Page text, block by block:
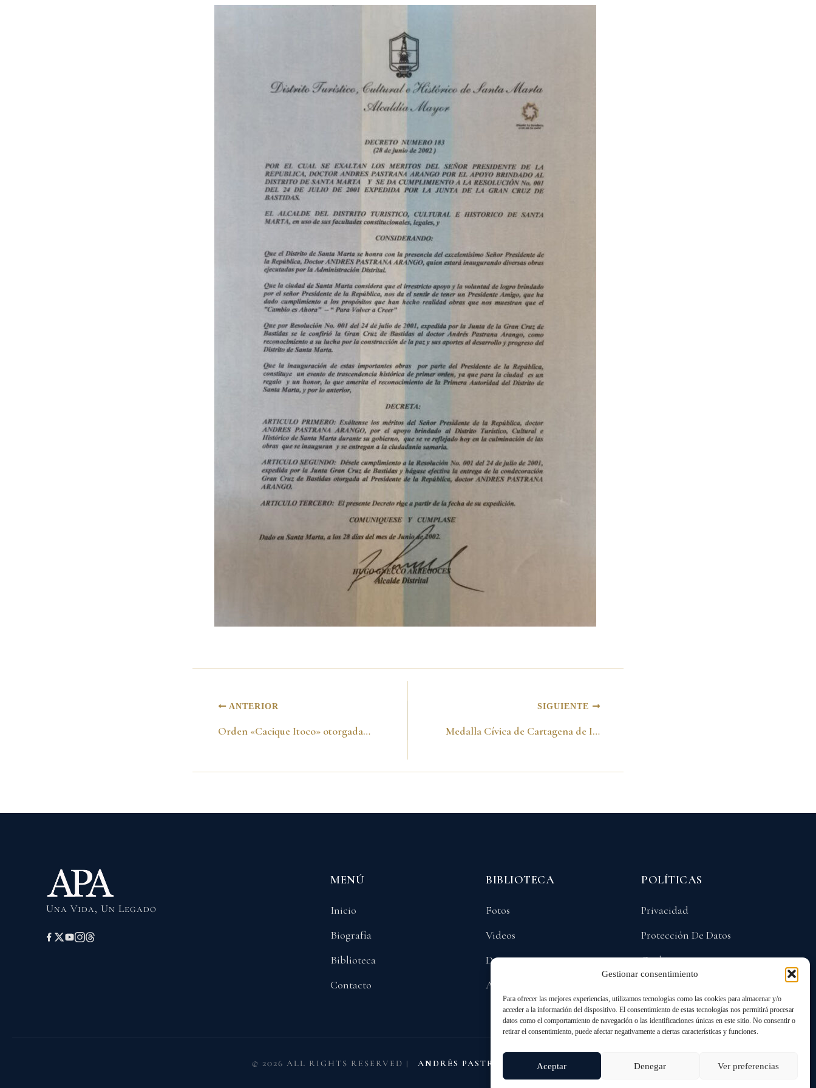
Gestionar consentimiento
Para ofrecer las mejores experiencias, utilizamos tecnologías como las cookies para almacenar y/o
acceder a la información del dispositivo. El consentimiento de estas tecnologías nos permitirá procesar
datos como el comportamiento de navegación o las identificaciones únicas en este sitio. No consentir o
retirar el consentimiento, puede afectar negativamente a ciertas características y funciones.
Aceptar Denegar Ver preferencias
ANTERIOR
Orden «Cacique Itoco» otorgada por el Comité de pasificación, Occidente de Boyacá. 2000
SIGUIENTE
Medalla Cívica de Cartagena de Indias en el grado Gran Cruz Extraordinaria, otorgada por la Alcaldía de Cartagena. 2000
Una Vida, Un Legado
MENÚ
Inicio
Biografía
Biblioteca
Contacto
BIBLIOTECA
Fotos
Videos
Documentos
Audios
POLÍTICAS
Privacidad
Protección De Datos
Cookies
© 2026 ALL RIGHTS RESERVED | ANDRÉS PASTRANA ARANGO